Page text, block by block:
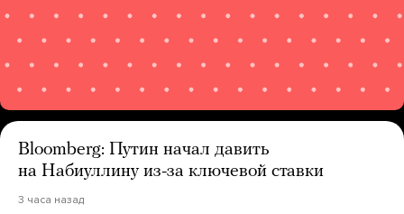
Bloomberg: Путин начал давить
на Набиуллину из-за ключевой ставки
3 часа назад